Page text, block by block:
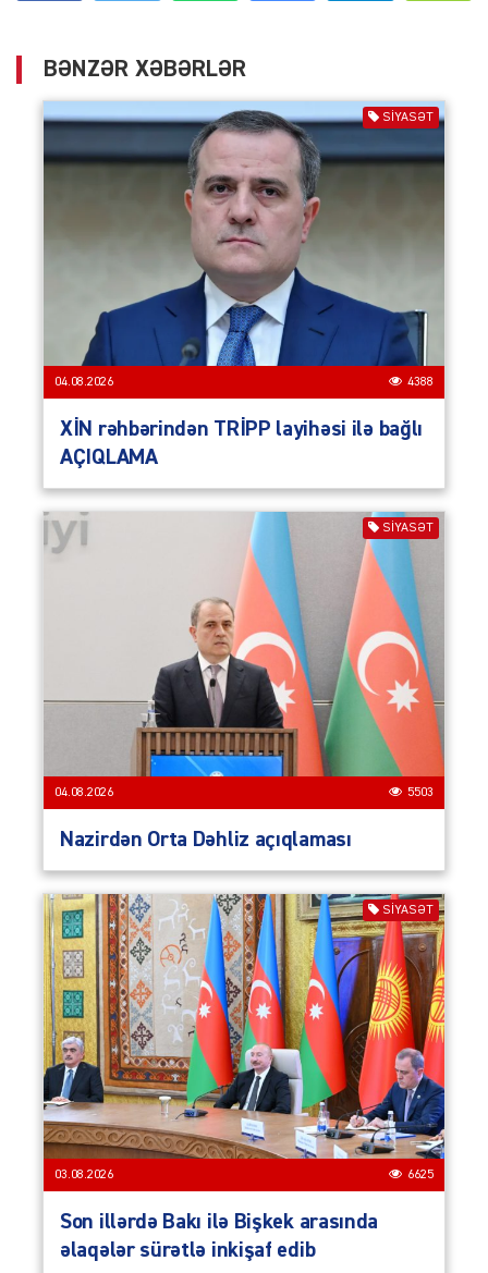
BƏNZƏR XƏBƏRLƏR
SIYASƏT
04.08.2026 4388
XİN rəhbərindən TRİPP layihəsi ilə bağlı
AÇIQLAMA
SIYASƏT
04.08.2026 5503
Nazirdən Orta Dəhliz açıqlaması
SIYASƏT
03.08.2026 6625
Son illərdə Bakı ilə Bişkek arasında
əlaqələr sürətlə inkişaf edib